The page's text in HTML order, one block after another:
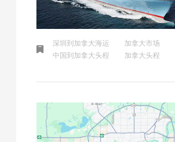
深圳到加拿大海运 加拿大市场
中国到加拿大头程
加拿大头程